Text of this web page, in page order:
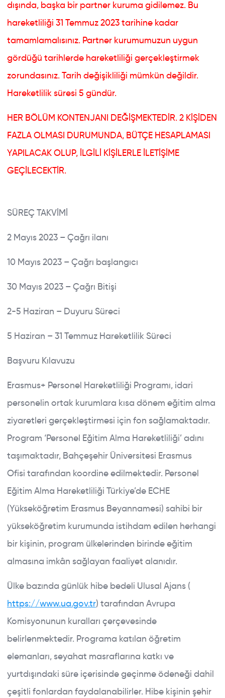
dışında, başka bir partner kuruma gidilemez. Bu
hareketliliği 31 Temmuz 2023 tarihine kadar
tamamlamalısınız. Partner kurumumuzun uygun
gördüğü tarihlerde hareketliliği gerçekleştirmek
zorundasınız. Tarih değişikliliği mümkün değildir.
Hareketlilik süresi 5 gündür.
HER BÖLÜM KONTENJANI DEĞİŞMEKTEDİR. 2 KİŞİDEN
FAZLA OLMASI DURUMUNDA, BÜTÇE HESAPLAMASI
YAPILACAK OLUP, İLGİLİ KİŞİLERLE İLETİŞİME
GEÇİLECEKTİR.
SÜREÇ TAKVİMİ
2 Mayıs 2023 – Çağrı ilanı
10 Mayıs 2023 – Çağrı başlangıcı
30 Mayıs 2023 – Çağrı Bitişi
2-5 Haziran – Duyuru Süreci
5 Haziran – 31 Temmuz Hareketlilik Süreci
Başvuru Kılavuzu
Erasmus+ Personel Hareketliliği Programı, idari
personelin ortak kurumlara kısa dönem eğitim alma
ziyaretleri gerçekleştirmesi için fon sağlamaktadır.
Program ‘Personel Eğitim Alma Hareketliliği’ adını
taşımaktadır, Bahçeşehir Üniversitesi Erasmus
Ofisi tarafından koordine edilmektedir. Personel
Eğitim Alma Hareketliliği Türkiye’de ECHE
(Yükseköğretim Erasmus Beyannamesi) sahibi bir
yükseköğretim kurumunda istihdam edilen herhangi
bir kişinin, program ülkelerinden birinde eğitim
almasına imkân sağlayan faaliyet alanıdır.
Ülke bazında günlük hibe bedeli Ulusal Ajans (
https://www.ua.gov.tr) tarafından Avrupa
Komisyonunun kuralları çerçevesinde
belirlenmektedir. Programa katılan öğretim
elemanları, seyahat masraflarına katkı ve
yurtdışındaki süre içerisinde geçinme ödeneği dahil
çeşitli fonlardan faydalanabilirler. Hibe kişinin şehir